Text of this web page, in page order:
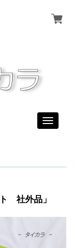
Toggle
社外品」